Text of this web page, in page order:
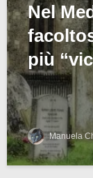
Nel
più
Manuela